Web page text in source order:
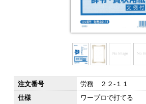
注文番号
労務 ２２-１１
仕様
ワープロで打てる